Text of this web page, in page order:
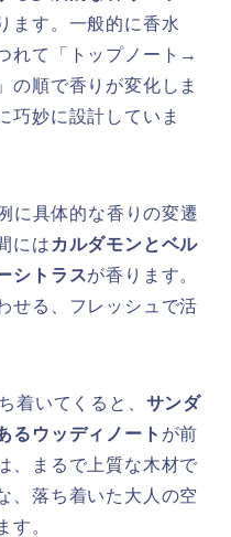
ます。一般的に香水
れて「トップノート→
の順で香りが変化しま
巧妙に設計していま
に具体的な香りの変遷
には カルダモンとベル
シトラスが香ります。
せる、フレッシュで活
着いてくると、 サンダ
るウッディノート が前
、まるで上質な木材で
、落ち着いた大人の空
す。